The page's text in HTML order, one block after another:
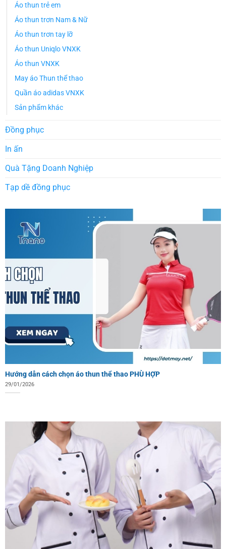
Áo thun trẻ em
Áo thun trơn Nam & Nữ
Áo thun trơn tay lỡ
Áo thun Uniqlo VNXK
Áo thun VNXK
May áo Thun thể thao
Quần áo adidas VNXK
Sản phẩm khác
Đồng phục
In ấn
Quà Tặng Doanh Nghiệp
Tạp dề đồng phục
Hướng dẫn cách chọn áo thun thể thao PHÙ HỢP
29/01/2026